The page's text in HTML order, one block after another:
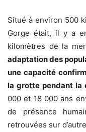
Situé à environ 500
Gorge était, il y a
kilomètres de la
adaptation des
une capacité
la grotte pendant la
000 et 18 000 ans
de présence
retrouvées sur